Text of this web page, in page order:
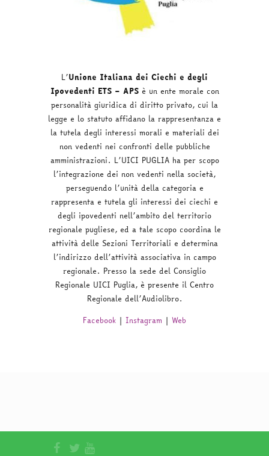
L’Unione Italiana dei Ciechi e degli
Ipovedenti ETS – APSè un ente morale con
personalità giuridica di diritto privato, cui la
legge e lo statuto affidano la rappresentanza e
la tutela degli interessi morali e materiali dei
non vedenti nei confronti delle pubbliche
amministrazioni. L’UICI PUGLIA ha per scopo
l’integrazione dei non vedenti nella società,
perseguendo l’unità della categoria e
rappresenta e tutela gli interessi dei ciechi e
degli ipovedenti nell’ambito del territorio
regionale pugliese, ed a tale scopo coordina le
attività delle Sezioni Territoriali e determina
l’indirizzo dell’attività associativa in campo
regionale. Presso la sede del Consiglio
Regionale UICI Puglia, è presente il Centro
Regionale dell’Audiolibro.
Facebook | Instagram | Web